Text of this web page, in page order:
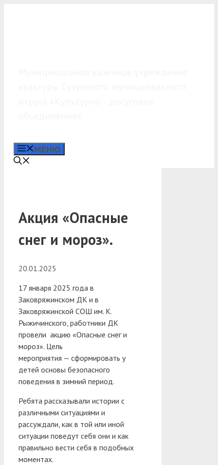
МЕНЮ
Акция «Опасные
снег и мороз».
20.01.2025
17 января 2025 года в
Заковряжинском ДК и в
Заковряжинской СОШ им. К.
Рыжичинского, работники ДК
провели акцию «Опасные снег и
мороз». Цель
мероприятия — сформировать у
детей основы безопасного
поведения в зимний период.
Ребята рассказывали истории с
различными ситуациями и
рассуждали, как в той или иной
ситуации поведут себя они и как
правильно вести себя в подобных
моментах.